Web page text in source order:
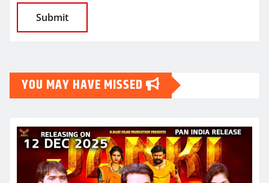
YOU MAY HAVE MISSED